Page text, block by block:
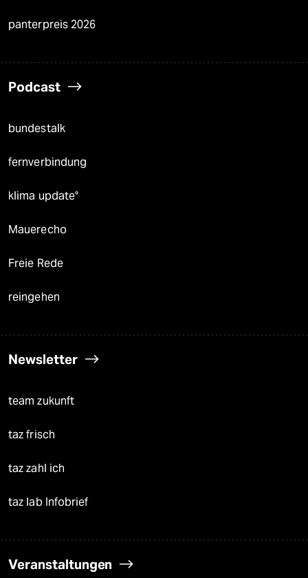
panterpreis 2026
Podcast
bundestalk
fernverbindung
klima update°
Mauerecho
Freie Rede
reingehen
Newsletter
team zukunft
taz frisch
taz zahl ich
taz lab Infobrief
Veranstaltungen